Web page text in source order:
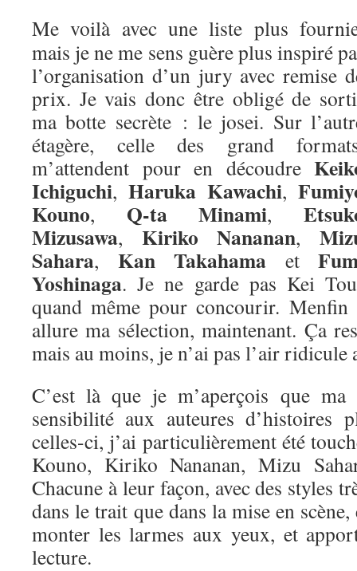
Me voilà avec une liste plus
mais je ne me sens guère plus inspiré
l’organisation d’un jury avec remise
prix. Je vais donc être obligé de
ma botte secrète : le josei. Sur
étagère, celle des grand
m’attendent pour en découdre
Ichiguchi, Haruka Kawachi,
Kouno, Q-ta Minami,
Mizusawa, Kiriko Nananan,
Sahara, Kan Takahama et
Yoshinaga. Je ne garde pas Kei
quand même pour concourir.
allure ma sélection, maintenant. Ça
mais au moins, je n’ai pas l’air ridicule
C’est là que je m’aperçois que
sensibilité aux auteures d’histoires
celles-ci, j’ai particulièrement été
Kouno, Kiriko Nananan, Mizu
Chacune à leur façon, avec des styles
dans le trait que dans la mise en
monter les larmes aux yeux, et
lecture.